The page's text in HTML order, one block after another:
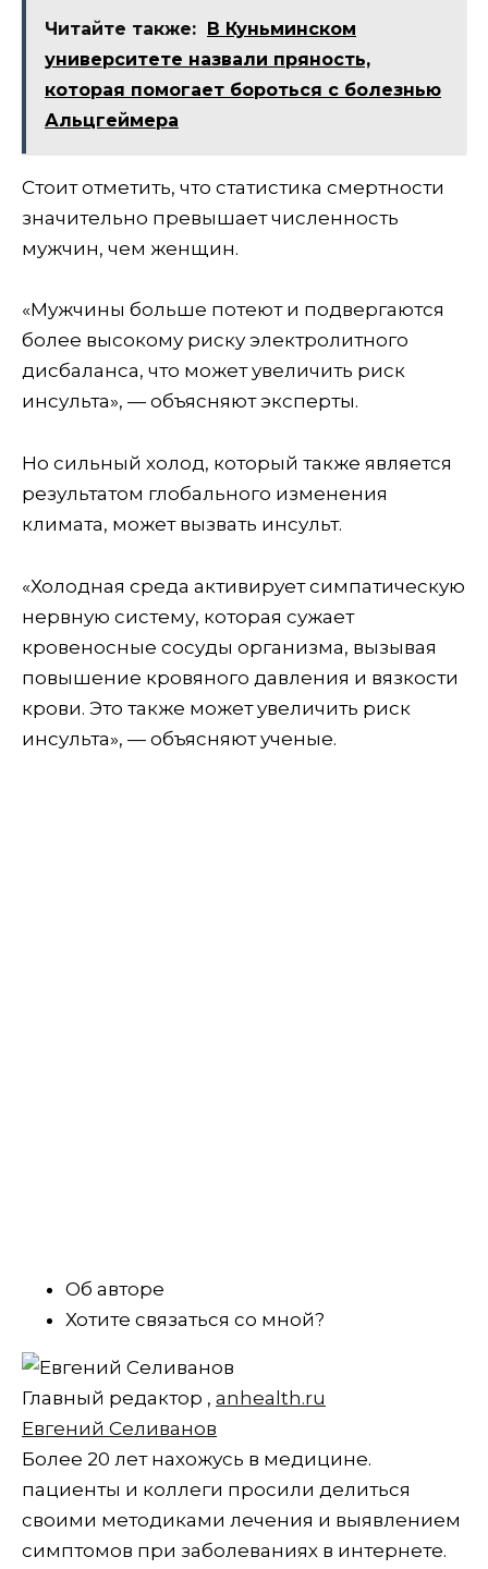
Читайте также: В Куньминском
университете назвали пряность,
которая помогает бороться с болезнью
Альцгеймера
Стоит отметить, что статистика смертности
значительно превышает численность
мужчин, чем женщин.
«Мужчины больше потеют и подвергаются
более высокому риску электролитного
дисбаланса, что может увеличить риск
инсульта», — объясняют эксперты.
Но сильный холод, который также является
результатом глобального изменения
климата, может вызвать инсульт.
«Холодная среда активирует симпатическую
нервную систему, которая сужает
кровеносные сосуды организма, вызывая
повышение кровяного давления и вязкости
крови. Это также может увеличить риск
инсульта», — объясняют ученые.
Об авторе
Хотите связаться со мной?
Главный редактор , anhealth.ru
Евгений Селиванов
Более 20 лет нахожусь в медицине.
пациенты и коллеги просили делиться
своими методиками лечения и выявлением
симптомов при заболеваниях в интернете.